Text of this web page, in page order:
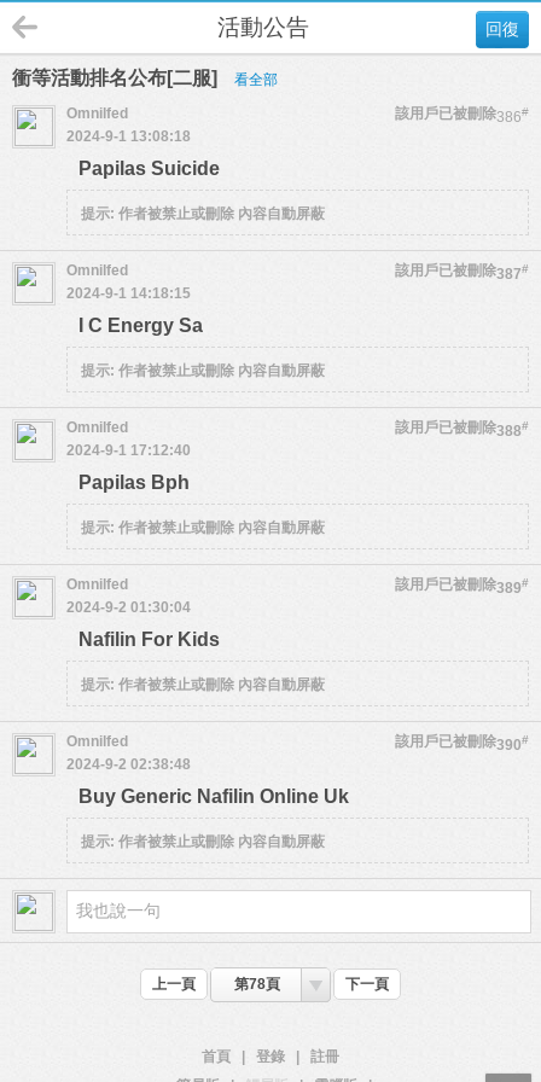
回復
活動公告
衝等活動排名公布[二服] 看全部
386#
Omnilfed
該用戶已被刪除
2024-9-1 13:08:18
Papilas Suicide
提示: 作者被禁止或刪除 內容自動屏蔽
387#
Omnilfed
該用戶已被刪除
2024-9-1 14:18:15
I C Energy Sa
提示: 作者被禁止或刪除 內容自動屏蔽
388#
Omnilfed
該用戶已被刪除
2024-9-1 17:12:40
Papilas Bph
提示: 作者被禁止或刪除 內容自動屏蔽
389#
Omnilfed
該用戶已被刪除
2024-9-2 01:30:04
Nafilin For Kids
提示: 作者被禁止或刪除 內容自動屏蔽
390#
Omnilfed
該用戶已被刪除
2024-9-2 02:38:48
Buy Generic Nafilin Online Uk
提示: 作者被禁止或刪除 內容自動屏蔽
上一頁 第78頁 下一頁
首頁 登錄
註冊